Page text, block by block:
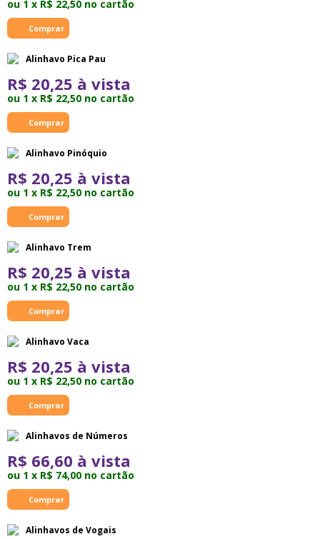
ou 1 x R$ 22,50 no cartão
Alinhavo Pica Pau
R$ 20,25 à vista
ou 1 x R$ 22,50 no cartão
Alinhavo Pinóquio
R$ 20,25 à vista
ou 1 x R$ 22,50 no cartão
Alinhavo Trem
R$ 20,25 à vista
ou 1 x R$ 22,50 no cartão
Alinhavo Vaca
R$ 20,25 à vista
ou 1 x R$ 22,50 no cartão
Alinhavos de Números
R$ 66,60 à vista
ou 1 x R$ 74,00 no cartão
Alinhavos de Vogais